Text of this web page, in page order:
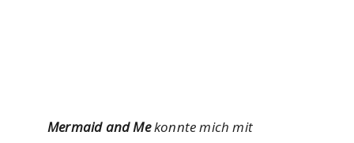
Mermaid and Mekonnte mich mit